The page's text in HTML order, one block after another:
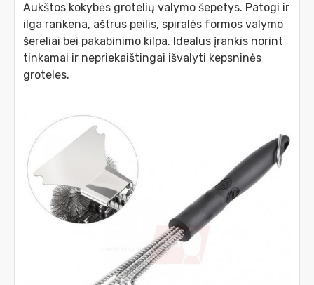
Aukštos kokybės grotelių valymo šepetys. Patogi ir
ilga rankena, aštrus peilis, spiralės formos valymo
šereliai bei pakabinimo kilpa. Idealus įrankis norint
tinkamai ir nepriekaištingai išvalyti kepsninės
groteles.